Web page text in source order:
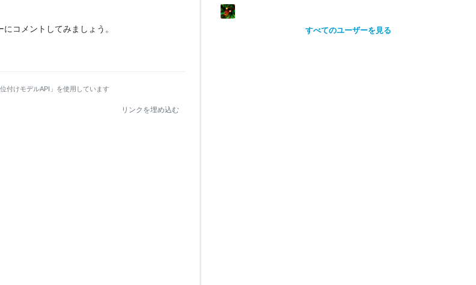
にコメントしてみましょう。
付けモデルAPI」を使用しています
リンクを埋め込む
すべてのユーザーを見る